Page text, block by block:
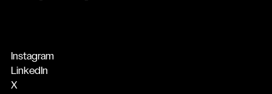
Instagram
LinkedIn
X